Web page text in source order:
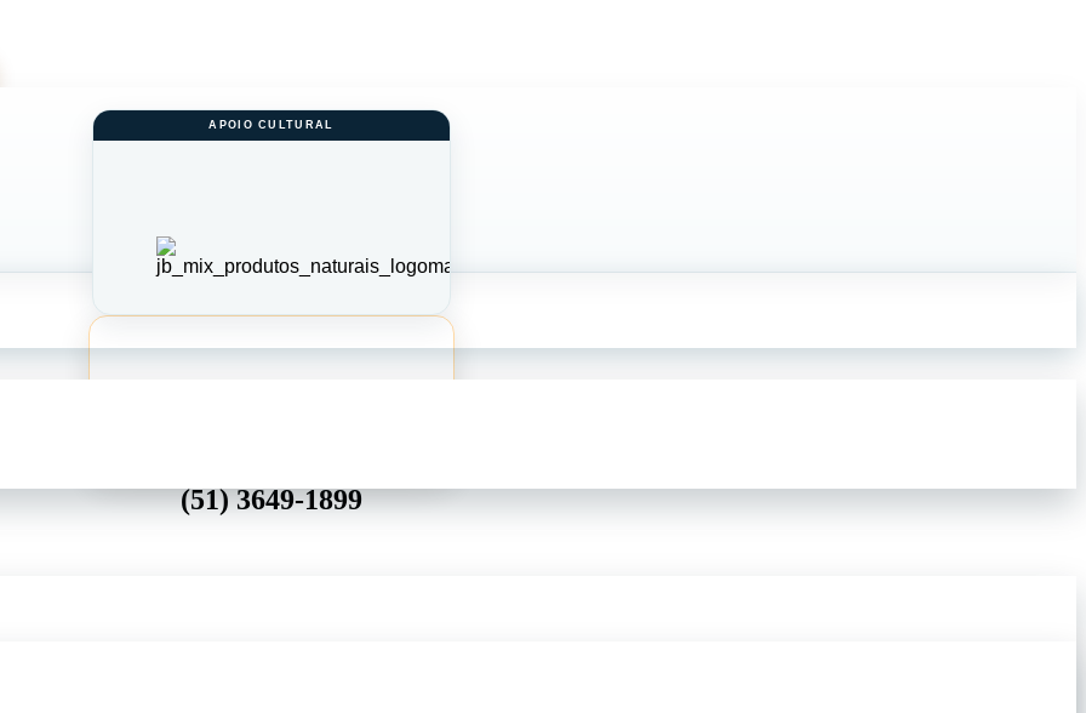
(51) 3649-1899